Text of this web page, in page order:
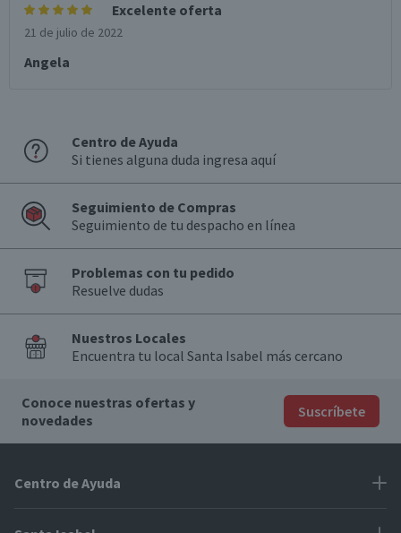
Excelente oferta
21 de julio de 2022
Angela
Centro de Ayuda
Si tienes alguna duda ingresa aquí
Seguimiento de Compras
Seguimiento de tu despacho en línea
Problemas con tu pedido
Resuelve dudas
Nuestros Locales
Encuentra tu local Santa Isabel más cercano
Conoce nuestras ofertas y
novedades
Suscríbete
Centro de Ayuda